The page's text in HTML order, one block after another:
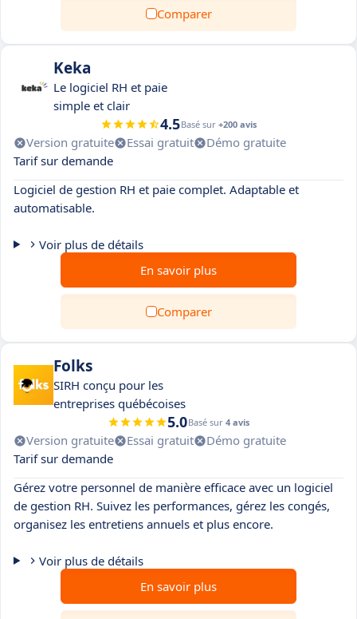
Comparer
Keka
Le logiciel RH et paie
simple et clair
4.5Basé sur +200 avis
Version gratuite Essai gratuit
Démo gratuite
Tarif sur demande
Logiciel de gestion RH et paie complet. Adaptable et
automatisable.
Voir plus de détails
En savoir plus
Comparer
Folks
SIRH conçu pour les
entreprises québécoises
5.0Basé sur 4 avis
Version gratuite Essai gratuit
Démo gratuite
Tarif sur demande
Gérez votre personnel de manière efficace avec un logiciel
de gestion RH. Suivez les performances, gérez les congés,
organisez les entretiens annuels et plus encore.
Voir plus de détails
En savoir plus